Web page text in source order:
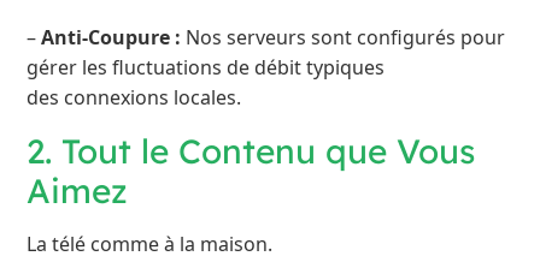
–Anti-Coupure : Nos serveurs sont configurés pour
gérer les fluctuations de débit typiques
des connexions locales.
2. Tout le Contenu que Vous
Aimez
La télé comme à la maison.